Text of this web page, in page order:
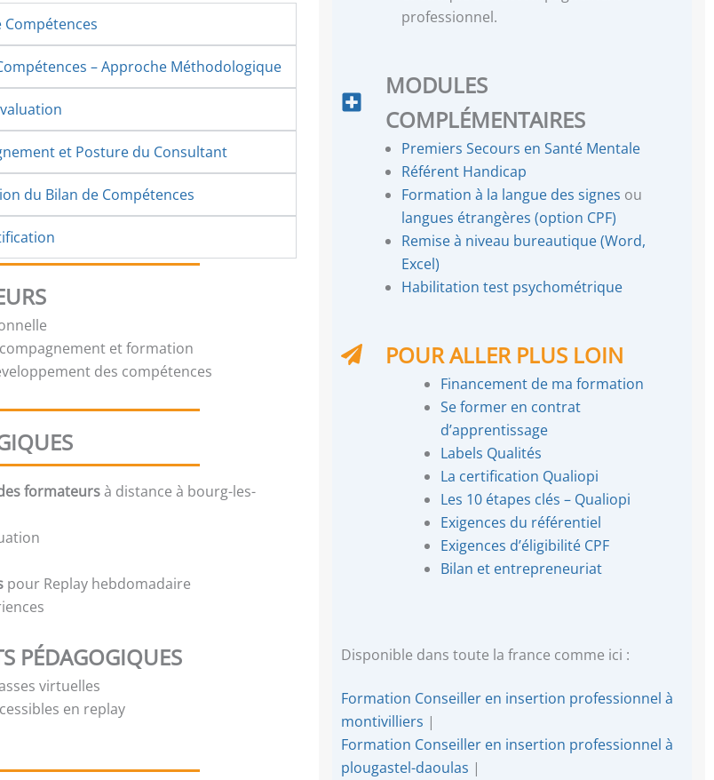
– Approche Méthodologique
et Posture du Consultant
du Bilan de Compétences
et formation
des compétences
formateursà distance à bourg-les-
pour Replay hebdomadaire
PÉDAGOGIQUES
virtuelles
en replay
professionnel.
MODULES
COMPLÉMENTAIRES
Premiers Secours en Santé Mentale
Référent Handicap
Formation à la langue des signes ou
langues étrangères (option CPF)
Remise à niveau bureautique (Word,
Excel)
Habilitation test psychométrique
POUR ALLER PLUS LOIN
Financement de ma formation
Se former en contrat
d’apprentissage
Labels Qualités
La certification Qualiopi
Les 10 étapes clés – Qualiopi
Exigences du référentiel
Exigences d’éligibilité CPF
Bilan et entrepreneuriat
Disponible dans toute la france comme ici :
Formation Conseiller en insertion professionnel à
montivilliers |
Formation Conseiller en insertion professionnel à
plougastel-daoulas |